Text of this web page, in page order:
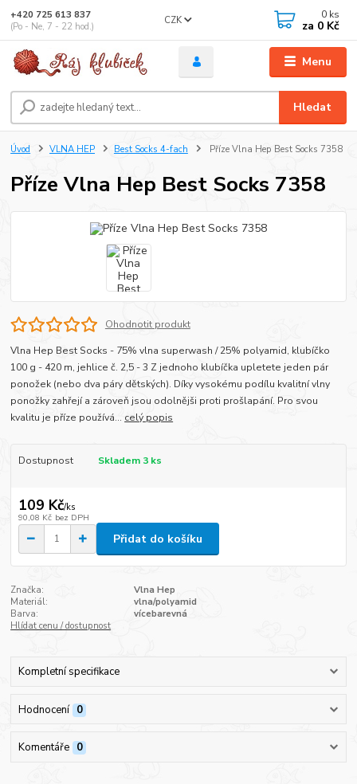
Menu
CZK
Hledat
+420 725 613 837
(Po - Ne, 7 - 22 hod.)
0 ks
za 0 Kč
Úvod VLNA HEP Best Socks 4-fach Příze Vlna Hep Best Socks 7358
Příze Vlna Hep Best Socks 7358
Ohodnotit produkt
Vlna Hep Best Socks - 75% vlna superwash / 25% polyamid, klubíčko
100 g - 420 m, jehlice č. 2,5 - 3 Z jednoho klubíčka upletete jeden pár
ponožek (nebo dva páry dětských). Díky vysokému podílu kvalitní vlny
ponožky zahřejí a zároveň jsou odolnějši proti prošlapání. Pro svou
kvalitu je příze používá... celý popis
Dostupnost Skladem 3 ks
109 Kč/ks
90,08 Kč bez DPH
Přidat do košíku
Značka:
Vlna Hep
Materiál:
vlna/polyamid
Barva:
vícebarevná
Hlídat cenu / dostupnost
Kompletní specifikace
Hodnocení 0
Komentáře 0